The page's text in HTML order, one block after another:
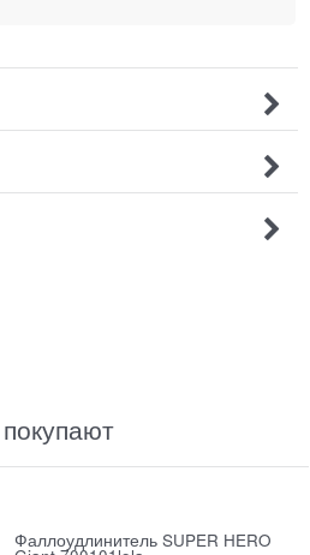
Фаллоудлинитель SUPER HERO